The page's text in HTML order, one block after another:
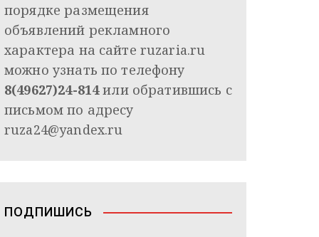
порядке размещения
объявлений рекламного
характера на сайте ruzaria.ru
можно узнать по телефону
8(49627)24-814или обратившись с
письмом по адресу
ruza24@yandex.ru
ПОДПИШИСЬ